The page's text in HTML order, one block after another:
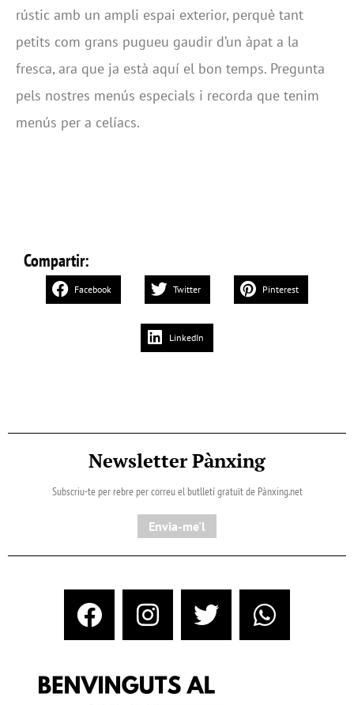
rústic amb un ampli espai exterior, perquè tant
petits com grans pugueu gaudir d’un àpat a la
fresca, ara que ja està aquí el bon temps. Pregunta
pels nostres menús especials i recorda que tenim
menús per a celíacs.
Compartir:
Facebook Twitter Pinterest
LinkedIn
Newsletter Pànxing
Subscriu-te per rebre per correu el butlletí gratuït de Pànxing.net​
Envia-me'l